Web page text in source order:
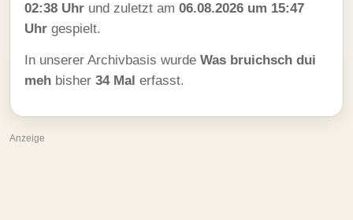
02:38 Uhr und zuletzt am 06.08.2026 um 15:47
Uhr gespielt.
In unserer Archivbasis wurde Was bruichsch dui
meh bisher 34 Mal erfasst.
Anzeige